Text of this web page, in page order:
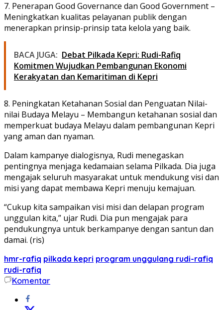
7. Penerapan Good Governance dan Good Government –
Meningkatkan kualitas pelayanan publik dengan
menerapkan prinsip-prinsip tata kelola yang baik.
BACA JUGA: Debat Pilkada Kepri: Rudi-Rafiq
Komitmen Wujudkan Pembangunan Ekonomi
Kerakyatan dan Kemaritiman di Kepri
8. Peningkatan Ketahanan Sosial dan Penguatan Nilai-
nilai Budaya Melayu – Membangun ketahanan sosial dan
memperkuat budaya Melayu dalam pembangunan Kepri
yang aman dan nyaman.
Dalam kampanye dialogisnya, Rudi menegaskan
pentingnya menjaga kedamaian selama Pilkada. Dia juga
mengajak seluruh masyarakat untuk mendukung visi dan
misi yang dapat membawa Kepri menuju kemajuan.
“Cukup kita sampaikan visi misi dan delapan program
unggulan kita,” ujar Rudi. Dia pun mengajak para
pendukungnya untuk berkampanye dengan santun dan
damai. (ris)
hmr-rafiq pilkada kepri program unggulang rudi-rafiq
rudi-rafiq
Komentar